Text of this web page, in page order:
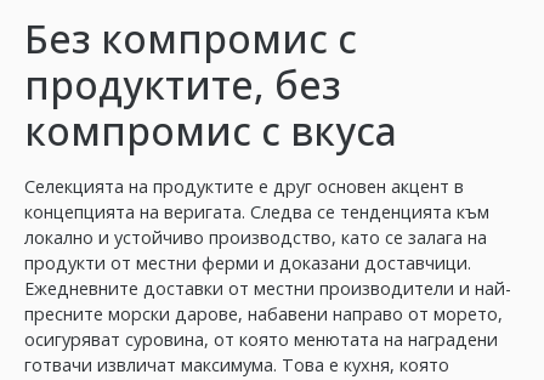
Без компромис с
продуктите, без
компромис с вкуса
Селекцията на продуктите е друг основен акцент в
концепцията на веригата. Следва се тенденцията към
локално и устойчиво производство, като се залага на
продукти от местни ферми и доказани доставчици.
Ежедневните доставки от местни производители и най-
пресните морски дарове, набавени направо от морето,
осигуряват суровина, от която менютата на наградени
готвачи извличат максимума. Това е кухня, която